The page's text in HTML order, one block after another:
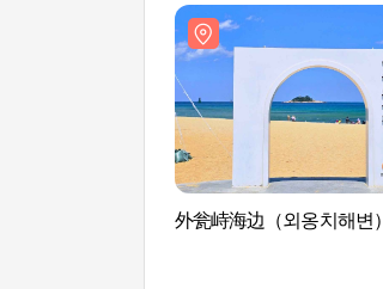
外瓮峙海边（외옹치해변）